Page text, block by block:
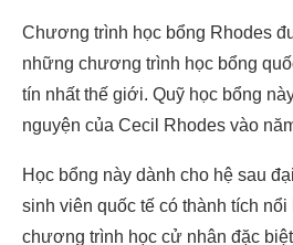
Chương trình học bổng Rhodes
những chương trình học bổng
tín nhất thế giới. Quỹ học bổng
nguyện của Cecil Rhodes vào
Học bổng này dành cho hệ sau
sinh viên quốc tế có thành tích nổi
chương trình học cử nhân đặc